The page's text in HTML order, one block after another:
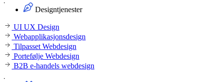
Designtjenester
UI UX Design
Webapplikasjonsdesign
Tilpasset Webdesign
Portefølje Webdesign
B2B e-handels webdesign